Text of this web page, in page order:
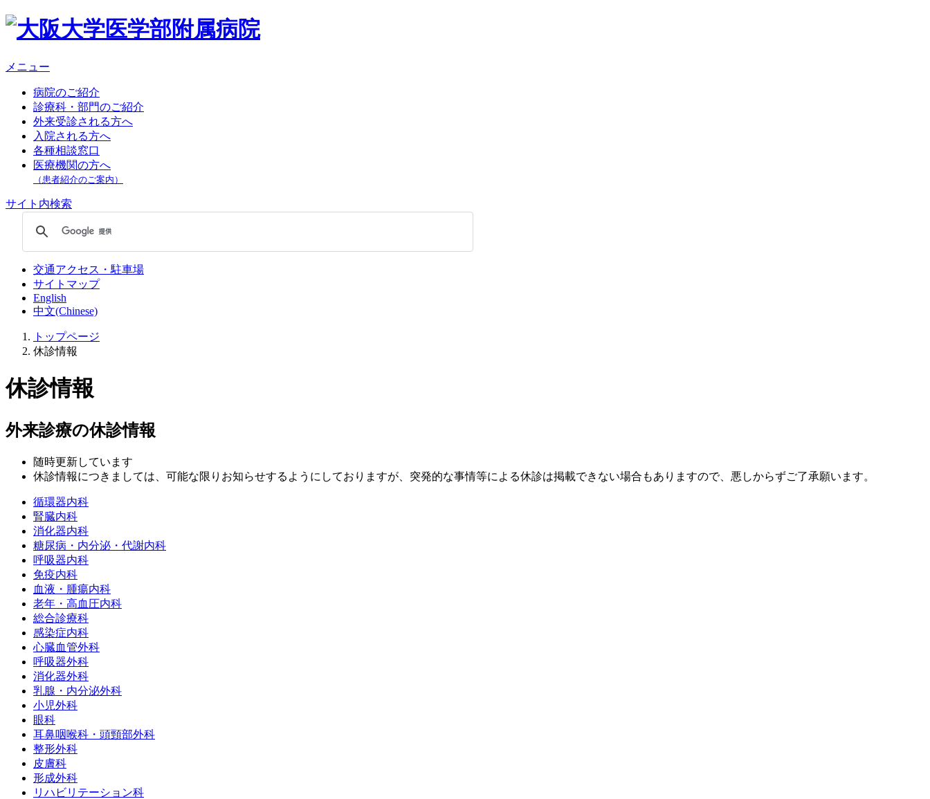
メニュー
病院のご紹介
診療科・部門のご紹介
外来受診される方へ
入院される方へ
各種相談窓口
医療機関の方へ
（患者紹介のご案内）
サイト内検索
交通アクセス・駐車場
サイトマップ
English
中文(Chinese)
トップページ
休診情報
休診情報
外来診療の休診情報
随時更新しています
休診情報につきましては、可能な限りお知らせするようにしておりますが、突発的な事情等による休診は掲載できない場合もありますので、悪しからずご了承願います。
循環器内科
腎臓内科
消化器内科
糖尿病・内分泌・代謝内科
呼吸器内科
免疫内科
血液・腫瘍内科
老年・高血圧内科
総合診療科
感染症内科
心臓血管外科
呼吸器外科
消化器外科
乳腺・内分泌外科
小児外科
眼科
耳鼻咽喉科・頭頸部外科
整形外科
皮膚科
形成外科
リハビリテーション科